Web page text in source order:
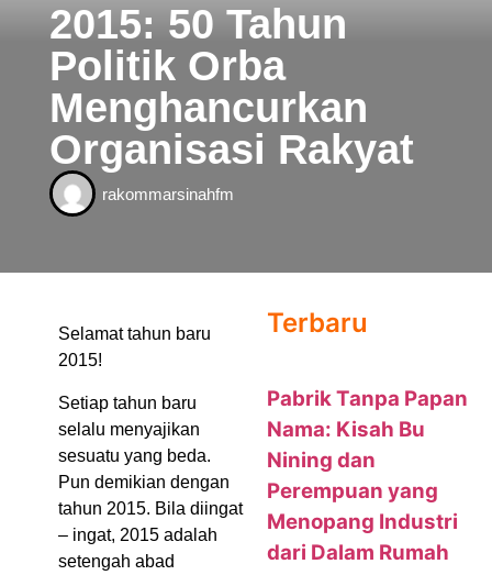
2015: 50 Tahun
Politik Orba
Menghancurkan
Organisasi Rakyat
rakommarsinahfm
Selamat tahun baru
2015!
Setiap tahun baru
selalu menyajikan
sesuatu yang beda.
Pun demikian dengan
tahun 2015. Bila diingat
– ingat, 2015 adalah
setengah abad
Terbaru
Pabrik Tanpa Papan
Nama: Kisah Bu
Nining dan
Perempuan yang
Menopang Industri
dari Dalam Rumah